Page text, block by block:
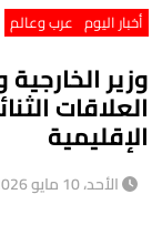
أخبار اليوم عرب وعالم
وزير
العلاقات
الإقليمية
الأحد، 10 مايو 2026 11:35 ص